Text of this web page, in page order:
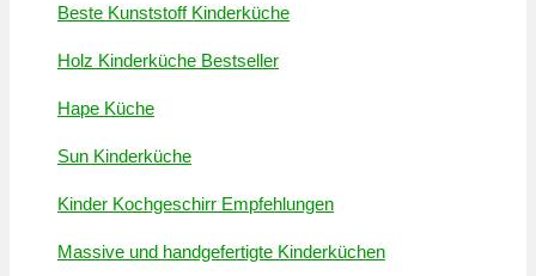
Beste Kunststoff Kinderküche
Holz Kinderküche Bestseller
Hape Küche
Sun Kinderküche
Kinder Kochgeschirr Empfehlungen
Massive und handgefertigte Kinderküchen